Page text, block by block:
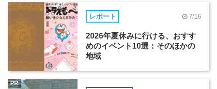
レポート 7/16
2026年夏休みに行ける、おすす
めのイベント10選：そのほかの
地域
PR